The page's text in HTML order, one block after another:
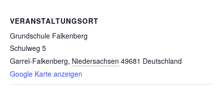
VERANSTALTUNGSORT
Grundschule Falkenberg
Schulweg 5
Garrel-Falkenberg, Niedersachsen 49681 Deutschland
Google Karte anzeigen